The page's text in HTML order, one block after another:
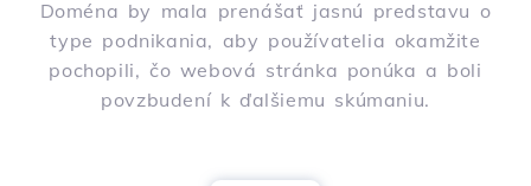
Doména by mala prenášať jasnú predstavu o
type podnikania, aby používatelia okamžite
pochopili, čo webová stránka ponúka a boli
povzbudení k ďalšiemu skúmaniu.